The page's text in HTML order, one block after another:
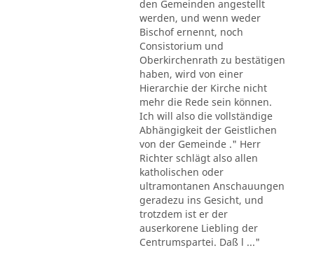
den Gemeinden angestellt
werden, und wenn weder
Bischof ernennt, noch
Consistorium und
Oberkirchenrath zu bestätigen
haben, wird von einer
Hierarchie der Kirche nicht
mehr die Rede sein können.
Ich will also die vollständige
Abhängigkeit der Geistlichen
von der Gemeinde ." Herr
Richter schlägt also allen
katholischen oder
ultramontanen Anschauungen
geradezu ins Gesicht, und
trotzdem ist er der
auserkorene Liebling der
Centrumspartei. Daß l ..."